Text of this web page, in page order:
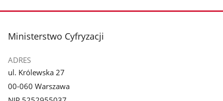
stopka
Ministerstwo Cyfryzacji
ADRES
ul. Królewska 27
00-060 Warszawa